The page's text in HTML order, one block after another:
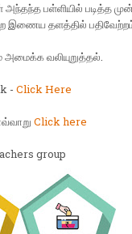
பள்ளியில் படித்த
இணைய தளத்தில்
வலியுறுத்தல்.
- Click Here
Click here
group